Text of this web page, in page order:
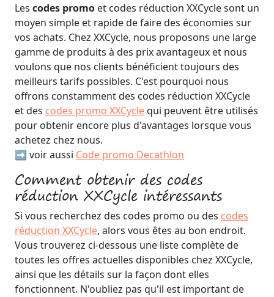
Les codes promo et codes réduction XXCycle sont un
moyen simple et rapide de faire des économies sur
vos achats. Chez XXCycle, nous proposons une large
gamme de produits à des prix avantageux et nous
voulons que nos clients bénéficient toujours des
meilleurs tarifs possibles. C'est pourquoi nous
offrons constamment des codes réduction XXCycle
et des codes promo XXCyclequi peuvent être utilisés
pour obtenir encore plus d'avantages lorsque vous
achetez chez nous.
➡️ voir aussi Code promo Decathlon
Comment obtenir des codes
réduction XXCycle intéressants
Si vous recherchez des codes promo ou des codes
réduction XXCycle, alors vous êtes au bon endroit.
Vous trouverez ci-dessous une liste complète de
toutes les offres actuelles disponibles chez XXCycle,
ainsi que les détails sur la façon dont elles
fonctionnent. N'oubliez pas qu'il est important de